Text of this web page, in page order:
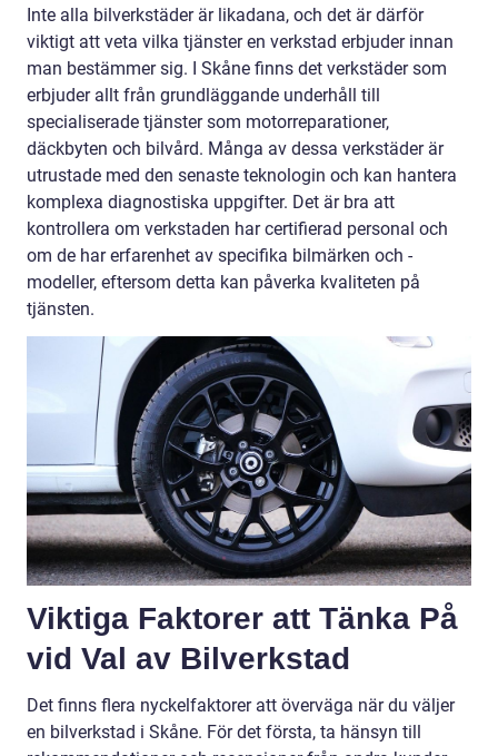
Inte alla bilverkstäder är likadana, och det är därför
viktigt att veta vilka tjänster en verkstad erbjuder innan
man bestämmer sig. I Skåne finns det verkstäder som
erbjuder allt från grundläggande underhåll till
specialiserade tjänster som motorreparationer,
däckbyten och bilvård. Många av dessa verkstäder är
utrustade med den senaste teknologin och kan hantera
komplexa diagnostiska uppgifter. Det är bra att
kontrollera om verkstaden har certifierad personal och
om de har erfarenhet av specifika bilmärken och -
modeller, eftersom detta kan påverka kvaliteten på
tjänsten.
Viktiga Faktorer att Tänka På
vid Val av Bilverkstad
Det finns flera nyckelfaktorer att överväga när du väljer
en bilverkstad i Skåne. För det första, ta hänsyn till